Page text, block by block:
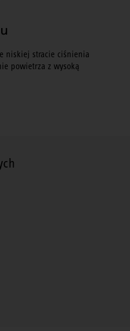
niskiej stracie ciśnienia
powietrza z wysoką